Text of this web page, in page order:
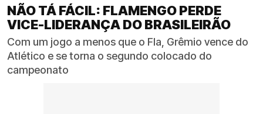
NÃO TÁ FÁCIL: FLAMENGO PERDE
VICE-LIDERANÇA DO BRASILEIRÃO
Com um jogo a menos que o Fla, Grêmio vence do
Atlético e se torna o segundo colocado do
campeonato